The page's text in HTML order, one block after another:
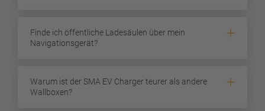
Finde ich öffentliche Ladesäulen über mein
Navigationsgerät?
Warum ist der SMA EV Charger teurer als andere
Wallboxen?